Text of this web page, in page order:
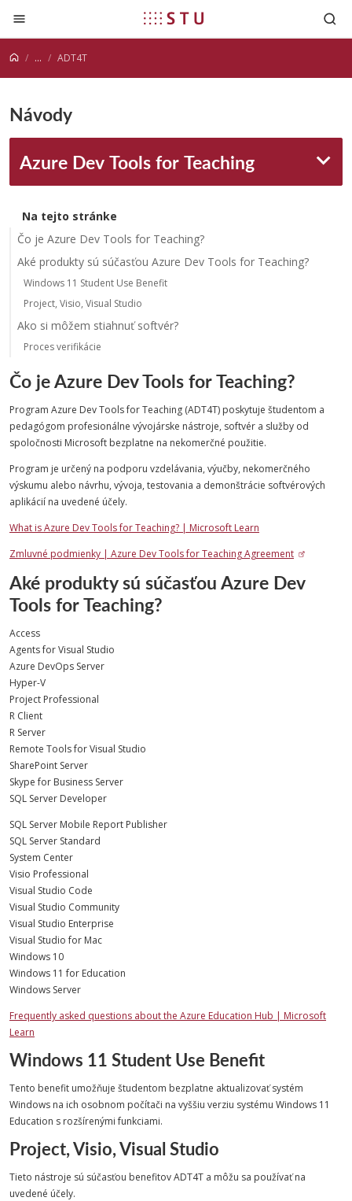
Prejsť na obsah
... ADT4T
Návody
Azure Dev Tools for Teaching
Na tejto stránke
Čo je Azure Dev Tools for Teaching?
Aké produkty sú súčasťou Azure Dev Tools for Teaching?
Windows 11 Student Use Benefit
Project, Visio, Visual Studio
Ako si môžem stiahnuť softvér?
Proces verifikácie
Čo je Azure Dev Tools for Teaching?
Program Azure Dev Tools for Teaching (ADT4T) poskytuje študentom a
pedagógom profesionálne vývojárske nástroje, softvér a služby od
spoločnosti Microsoft bezplatne na nekomerčné použitie.
Program je určený na podporu vzdelávania, výučby, nekomerčného
výskumu alebo návrhu, vývoja, testovania a demonštrácie softvérových
aplikácií na uvedené účely.
What is Azure Dev Tools for Teaching? | Microsoft Learn
Zmluvné podmienky | Azure Dev Tools for Teaching Agreement
Aké produkty sú súčasťou Azure Dev
Tools for Teaching?
Access
Agents for Visual Studio
Azure DevOps Server
Hyper-V
Project Professional
R Client
R Server
Remote Tools for Visual Studio
SharePoint Server
Skype for Business Server
SQL Server Developer
SQL Server Mobile Report Publisher
SQL Server Standard
System Center
Visio Professional
Visual Studio Code
Visual Studio Community
Visual Studio Enterprise
Visual Studio for Mac
Windows 10
Windows 11 for Education
Windows Server
Frequently asked questions about the Azure Education Hub | Microsoft
Learn
Windows 11 Student Use Benefit
Tento benefit umožňuje študentom bezplatne aktualizovať systém
Windows na ich osobnom počítači na vyššiu verziu systému Windows 11
Education s rozšírenými funkciami.
Project, Visio, Visual Studio
Tieto nástroje sú súčasťou benefitov ADT4T a môžu sa používať na
uvedené účely.